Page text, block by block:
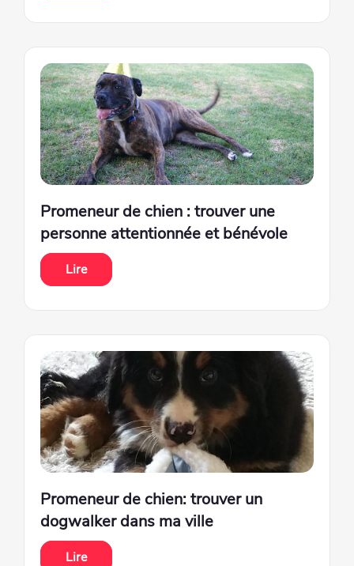
Promeneur de chien : trouver une
personne attentionnée et bénévole
Lire
Promeneur de chien: trouver un
dogwalker dans ma ville
Lire